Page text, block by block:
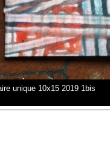
unique 10x15 2019 1bis